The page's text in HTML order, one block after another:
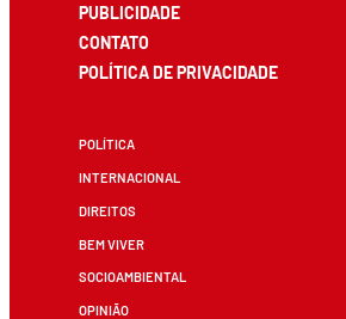
PUBLICIDADE
CONTATO
POLÍTICA DE PRIVACIDADE
POLÍTICA
INTERNACIONAL
DIREITOS
BEM VIVER
SOCIOAMBIENTAL
OPINIÃO